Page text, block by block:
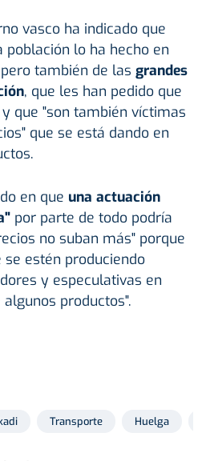
vasco ha indicado que
lo ha hecho en
también de las grandes
, que les han pedido que
que "son también víctimas
que se está dando en
en que una actuación
por parte de todo podría
no suban más" porque
estén produciendo
y especulativas en
productos".
Transporte Huelga